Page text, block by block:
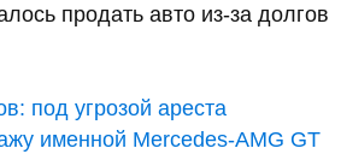
продать авто из-за долгов
под угрозой ареста
именной Mercedes-AMG GT